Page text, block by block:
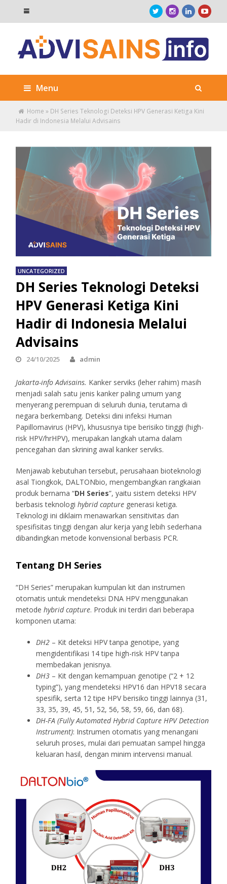
Menu
Home » DH Series Teknologi Deteksi HPV Generasi Ketiga Kini
Hadir di Indonesia Melalui Advisains
UNCATEGORIZED
DH Series Teknologi Deteksi
HPV Generasi Ketiga Kini
Hadir di Indonesia Melalui
Advisains
24/10/2025 admin
Jakarta-info Advisains. Kanker serviks (leher rahim) masih
menjadi salah satu jenis kanker paling umum yang
menyerang perempuan di seluruh dunia, terutama di
negara berkembang. Deteksi dini infeksi Human
Papillomavirus (HPV), khususnya tipe berisiko tinggi (high-
risk HPV/hrHPV), merupakan langkah utama dalam
pencegahan dan skrining awal kanker serviks.
Menjawab kebutuhan tersebut, perusahaan bioteknologi
asal Tiongkok, DALTONbio, mengembangkan rangkaian
produk bernama “DH Series”, yaitu sistem deteksi HPV
berbasis teknologihybrid capture generasi ketiga.
Teknologi ini diklaim menawarkan sensitivitas dan
spesifisitas tinggi dengan alur kerja yang lebih sederhana
dibandingkan metode konvensional berbasis PCR.
Tentang DH Series
“DH Series” merupakan kumpulan kit dan instrumen
otomatis untuk mendeteksi DNA HPV menggunakan
metodehybrid capture. Produk ini terdiri dari beberapa
komponen utama:
DH2 – Kit deteksi HPV tanpa genotipe, yang
mengidentifikasi 14 tipe high-risk HPV tanpa
membedakan jenisnya.
DH3 – Kit dengan kemampuan genotipe (“2 + 12
typing”), yang mendeteksi HPV16 dan HPV18 secara
spesifik, serta 12 tipe HPV berisiko tinggi lainnya (31,
33, 35, 39, 45, 51, 52, 56, 58, 59, 66, dan 68).
DH-FA (Fully Automated Hybrid Capture HPV Detection
Instrument): Instrumen otomatis yang menangani
seluruh proses, mulai dari pemuatan sampel hingga
keluaran hasil, dengan minim intervensi manual.